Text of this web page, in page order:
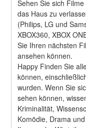
Sehen Sie sich
das Haus zu
(Philips, LG und
XBOX360, XBOX
Sie Ihren nächsten
ansehen können.
Happy Finden Sie
können,
wurden. Wenn Sie
sehen können,
Kriminalität,
Komödie, Drama